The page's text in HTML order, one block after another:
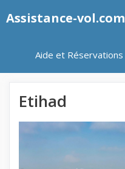
auAssistance-vol.com
Aide et Réservations
Etihad